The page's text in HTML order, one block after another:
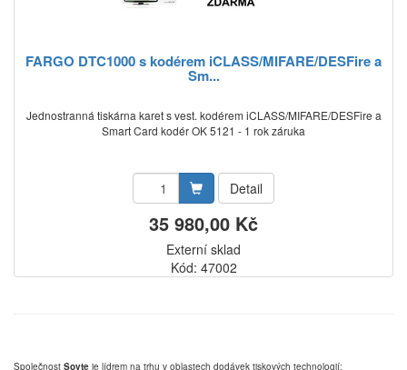
FARGO DTC1000 s kodérem iCLASS/MIFARE/DESFire a
Sm...
Jednostranná tiskárna karet s vest. kodérem iCLASS/MIFARE/DESFire a
Smart Card kodér OK 5121 - 1 rok záruka
Detail
35 980,00 Kč
Externí sklad
Kód: 47002
Společnost Sovte je lídrem na trhu v oblastech dodávek tiskových technologií: